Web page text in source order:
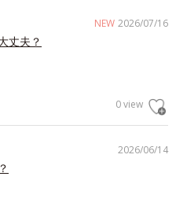
NEW 2026/07/16
丈夫？
0 view
2026/06/14